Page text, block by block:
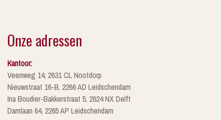
Onze adressen
Kantoor:
Veenweg 14, 2631 CL Nootdorp
Nieuwstraat 16-B, 2266 AD Leidschendam
Ina Boudier-Bakkerstraat 5, 2624 NX Delft
Damlaan 64, 2265 AP Leidschendam